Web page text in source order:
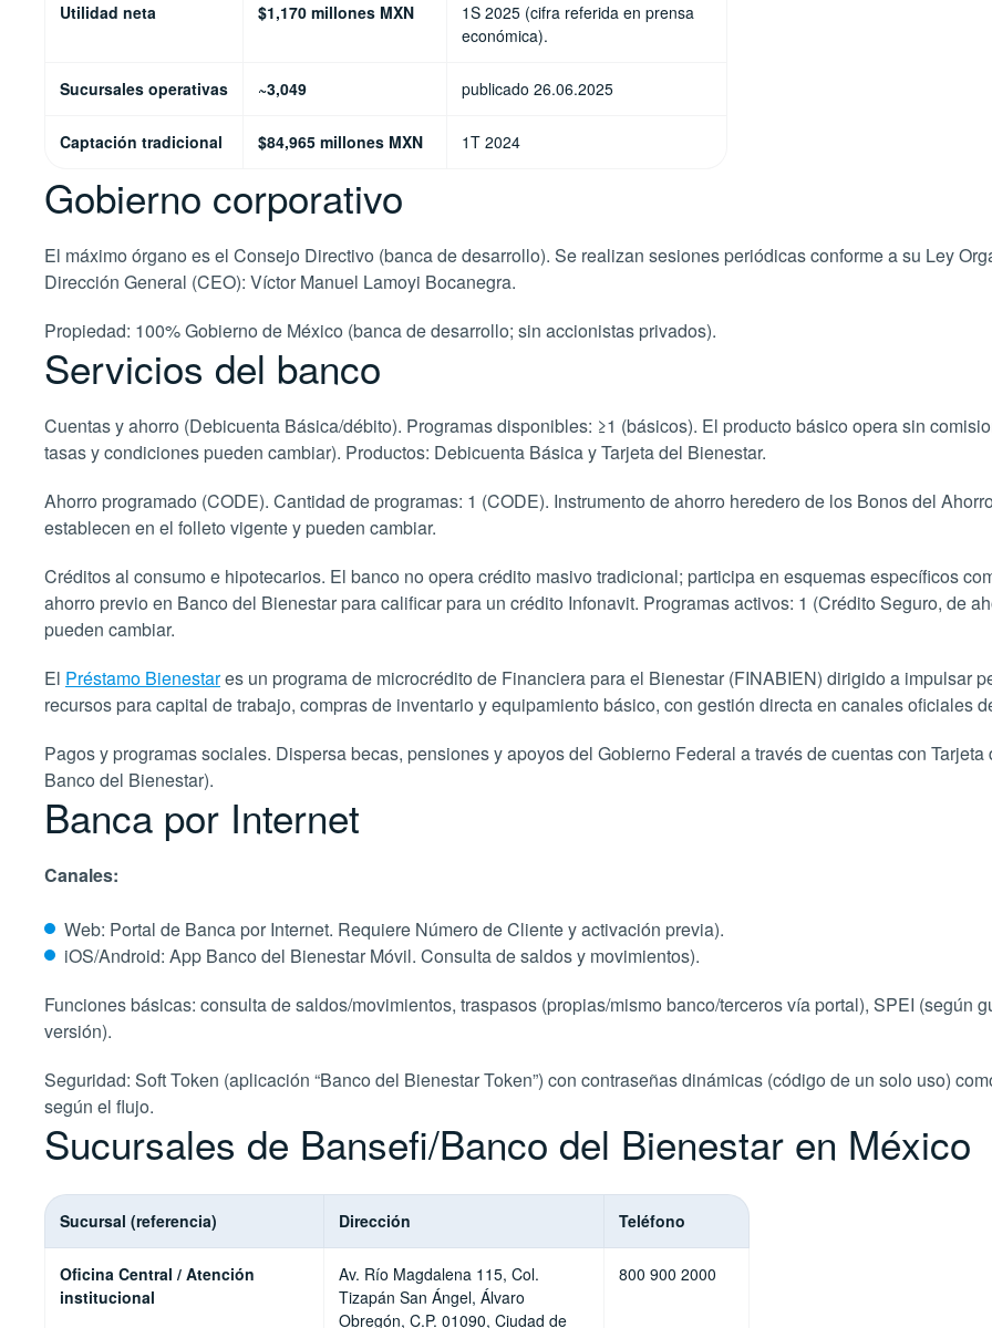
Utilidad neta $1,170 millones MXN
1S 2025 (cifra referida en prensa
económica).
Sucursales operativas ~3,049 publicado 26.06.2025
Captación tradicional $84,965 millones MXN 1T 2024
Gobierno corporativo
El máximo órgano es el Consejo Directivo (banca de desarrollo). Se realizan sesiones periódicas conforme a su Ley
Dirección General (CEO): Víctor Manuel Lamoyi Bocanegra.
Propiedad: 100% Gobierno de México (banca de desarrollo; sin accionistas privados).
Servicios del banco
Cuentas y ahorro (Debicuenta Básica/débito). Programas disponibles: ≥1 (básicos). El producto básico opera sin
tasas y condiciones pueden cambiar). Productos: Debicuenta Básica y Tarjeta del Bienestar.
Ahorro programado (CODE). Cantidad de programas: 1 (CODE). Instrumento de ahorro heredero de los Bonos del
establecen en el folleto vigente y pueden cambiar.
Créditos al consumo e hipotecarios. El banco no opera crédito masivo tradicional; participa en esquemas específicos
ahorro previo en Banco del Bienestar para calificar para un crédito Infonavit. Programas activos: 1 (Crédito Seguro, de
pueden cambiar.
El Préstamo Bienestares un programa de microcrédito de Financiera para el Bienestar (FINABIEN) dirigido a impulsar
recursos para capital de trabajo, compras de inventario y equipamiento básico, con gestión directa en canales oficiales
Pagos y programas sociales. Dispersa becas, pensiones y apoyos del Gobierno Federal a través de cuentas con
Banco del Bienestar).
Banca por Internet
Canales:
Web: Portal de Banca por Internet. Requiere Número de Cliente y activación previa).
iOS/Android: App Banco del Bienestar Móvil. Consulta de saldos y movimientos).
Funciones básicas: consulta de saldos/movimientos, traspasos (propias/mismo banco/terceros vía portal), SPEI (según
versión).
Seguridad: Soft Token (aplicación “Banco del Bienestar Token”) con contraseñas dinámicas (código de un solo uso)
según el flujo.
Sucursales de Bansefi/Banco del Bienestar en México
Sucursal (referencia) Dirección Teléfono
Oficina Central / Atención
institucional
Av. Río Magdalena 115, Col.
Tizapán San Ángel, Álvaro
Obregón, C.P. 01090, Ciudad de
800 900 2000